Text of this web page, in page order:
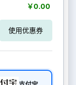
￥0.00
使用优惠券